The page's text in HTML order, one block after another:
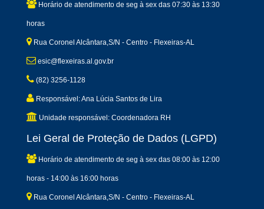
Horário de atendimento de seg à sex das 07:30 às 13:30
horas
Rua Coronel Alcântara,S/N - Centro - Flexeiras-AL
esic@flexeiras.al.gov.br
(82) 3256-1128
Responsável: Ana Lúcia Santos de Lira
Unidade responsável: Coordenadora RH
Lei Geral de Proteção de Dados (LGPD)
Horário de atendimento de seg à sex das 08:00 às 12:00
horas - 14:00 às 16:00 horas
Rua Coronel Alcântara,S/N - Centro - Flexeiras-AL